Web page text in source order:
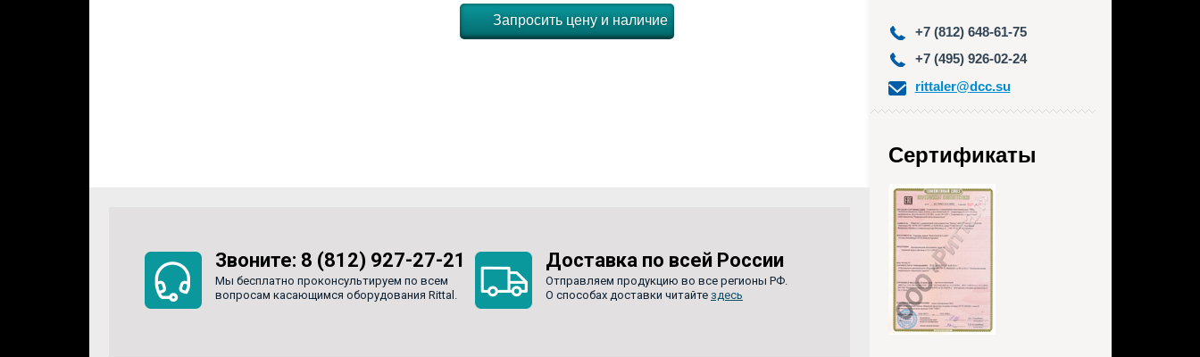
+7 (812) 648-61-75
+7 (495) 926-02-24
rittaler@dcc.su
Сертификаты
Запросить цену и наличие
Звоните: 8 (812) 927-27-21
Мы бесплатно проконсультируем по всем
вопросам касающимся оборудования Rittal.
Доставка по всей России
Отправляем продукцию во все регионы РФ.
О способах доставки читайте здесь